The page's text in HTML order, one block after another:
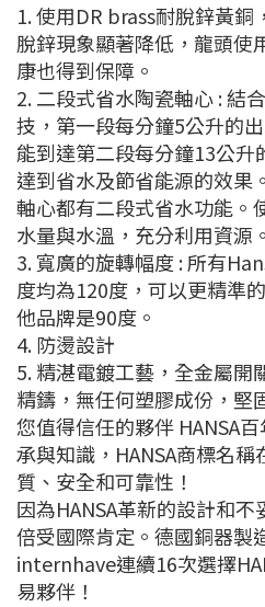
1. 使用DR brass耐脫鋅黃
脫鋅現象顯著降低，龍頭使
康也得到保障。
2. 二段式省水陶瓷軸心 : 結
技，第一段每分鐘5公升的
能到達第二段每分鐘13公升
達到省水及節省能源的效果
軸心都有二段式省水功能。
水量與水溫，充分利用資源。
3. 寬廣的旋轉幅度 : 所有
度均為120度，可以更精準
他品牌是90度。
4. 防燙設計
5. 精湛電鍍工藝，全金屬開
精鑄，無任何塑膠成份，堅
您值得信任的夥伴 HANSA
承與知識，HANSA商標名
質、安全和可靠性！
因為HANSA革新的設計和
倍受國際肯定。德國銅器
internhave連續16次選擇
易夥伴！